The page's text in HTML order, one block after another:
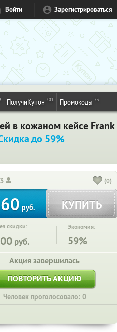
Войти Зарегистрироваться
ПолучиКупон 201 Промокоды 73
в кожаном кейсе Frank
до 59%
3 (0)
руб. КУПИТЬ
скидки:
руб.
Экономия:
59%
Акция завершилась
ПОВТОРИТЬ АКЦИЮ
Человек проголосовало: 0